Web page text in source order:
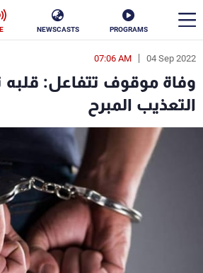
PROGRAMS
NEWSCASTS
04 Sep 2022
07:06 AM
وفاة موقوف تتفاعل: قلبه
التعذيب المبرح
en
الأخبار
سياسة ناس
رياضة
كأس العالم